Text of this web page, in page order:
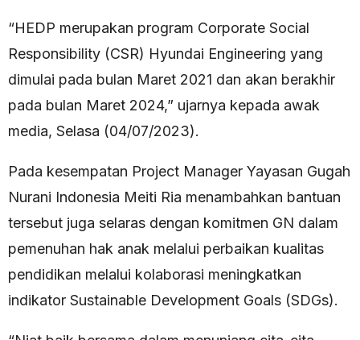
“HEDP merupakan program Corporate Social
Responsibility (CSR) Hyundai Engineering yang
dimulai pada bulan Maret 2021 dan akan berakhir
pada bulan Maret 2024,” ujarnya kepada awak
media, Selasa (04/07/2023).
Pada kesempatan Project Manager Yayasan Gugah
Nurani Indonesia Meiti Ria menambahkan bantuan
tersebut juga selaras dengan komitmen GN dalam
pemenuhan hak anak melalui perbaikan kualitas
pendidikan melalui kolaborasi meningkatkan
indikator Sustainable Development Goals (SDGs).